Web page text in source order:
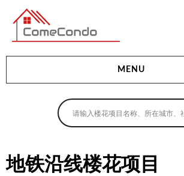
多伦多最新最全的楼花搜索引擎
MENU
地产相关
买房指南
地铁沿线楼花项目